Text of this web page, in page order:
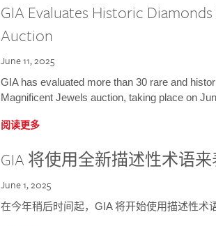
GIA Evaluates Historic
Auction
June 11, 2025
GIA has evaluated more than 30 rare and
Magnificent Jewels auction, taking place on
阅读更多
GIA 将使用全新描述性术语
June 1, 2025
在今年稍后时间起，GIA 将开始使用描述性术